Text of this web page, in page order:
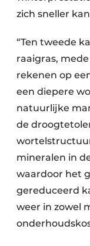
zich sneller
“Ten tweede
raaigras,
rekenen op
een diepere
natuurlijke
de
mineralen in
waardoor het
gereduceerd
weer in zowel